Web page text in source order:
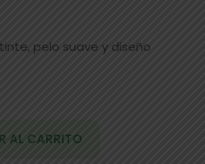
pelo suave y diseño
AL CARRITO